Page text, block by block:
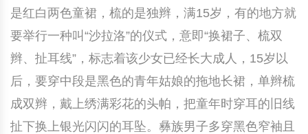
提线木偶
提线木偶
是红白两色童裙，梳的是独辫，满15岁，有的地方就
要举行一种叫“沙拉洛”的仪式，意即“换裙子、梳双
辫、扯耳线”，标志着该少女已经长大成人，15岁以
后，要穿中段是黑色的青年姑娘的拖地长裙，单辫梳
成双辫，戴上绣满彩花的头帕，把童年时穿耳的旧线
扯下换上银光闪闪的耳坠。彝族男子多穿黑色窄袖且